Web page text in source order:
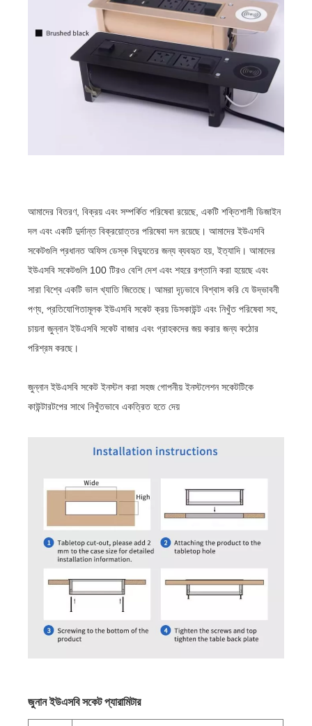
আমাদের বিতরণ, বিক্রয় এবং সম্পর্কিত পরিষেবা রয়েছে, একটি শক্তিশালী ডিজাইন
দল এবং একটি দুর্দান্ত বিক্রয়োত্তর পরিষেবা দল রয়েছে। আমাদের ইউএসবি
সকেটগুলি প্রধানত অফিস ডেস্ক বিদ্যুতের জন্য ব্যবহৃত হয়, ইত্যাদি। আমাদের
ইউএসবি সকেটগুলি 100 টিরও বেশি দেশ এবং শহরে রপ্তানি করা হয়েছে এবং
সারা বিশ্বে একটি ভাল খ্যাতি জিতেছে। আমরা দৃঢ়ভাবে বিশ্বাস করি যে উদ্ভাবনী
পণ্য, প্রতিযোগিতামূলক ইউএসবি সকেট ক্রয় ডিসকাউন্ট এবং নিখুঁত পরিষেবা সহ,
চায়না জুন্নান ইউএসবি সকেট বাজার এবং গ্রাহকদের জয় করার জন্য কঠোর
পরিশ্রম করছে।
জুন্নান ইউএসবি সকেট ইনস্টল করা সহজ গোপনীয় ইনস্টলেশন সকেটটিকে
কাউন্টারটপের সাথে নিখুঁতভাবে একত্রিত হতে দেয়
জুনান ইউএসবি সকেট প্যারামিটার